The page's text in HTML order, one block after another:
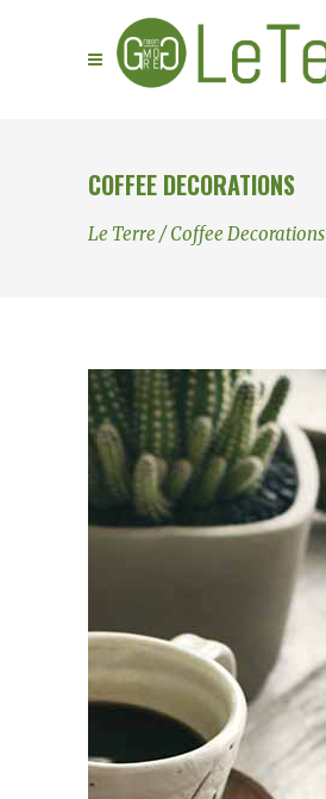
COFFEE DECORATIONS
Le Terre /Coffee Decorations